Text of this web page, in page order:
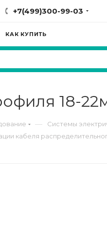
+7(499)300-99-03
КАК КУПИТЬ
18-
— Системы
кабеля